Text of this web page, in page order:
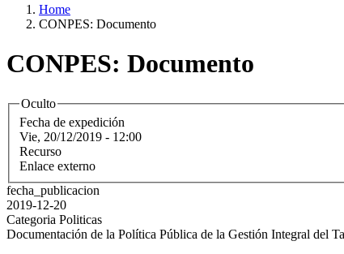
Home
CONPES: Documento
CONPES: Documento
Oculto
Fecha de expedición
Vie, 20/12/2019 - 12:00
Recurso
Enlace externo
fecha_publicacion
2019-12-20
Categoria Politicas
Documentación de la Política Pública de la Gestión Integral del